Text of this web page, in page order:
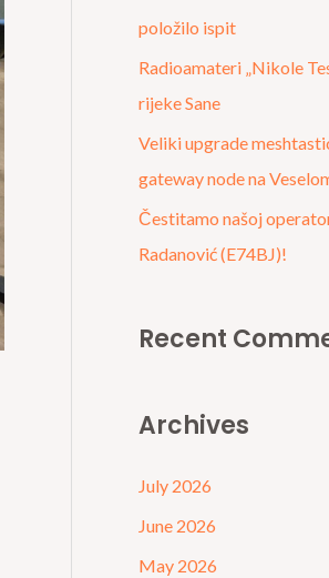
položilo ispit
Radioamateri „Nikole
rijeke Sane
Veliki upgrade
gateway node na
Čestitamo našoj
Radanović (E74BJ)!
Recent
Archives
July 2026
June 2026
May 2026